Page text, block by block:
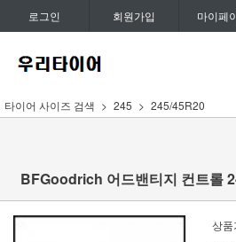
로그인 회원가입 마이페
타이어 사이즈 검색 245 245/45R20
BFGoodrich 어드밴티지 컨트롤
상품